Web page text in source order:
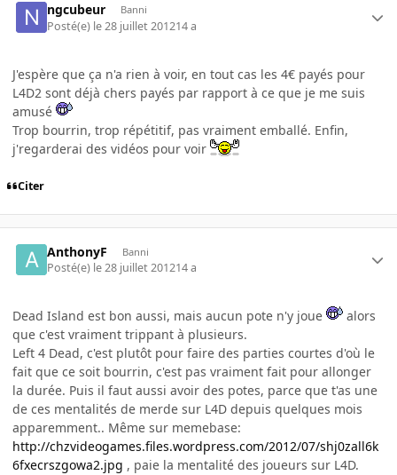
ngcubeur Banni
Posté(e) le 28 juillet 201214 a
J'espère que ça n'a rien à voir, en tout cas les 4€ payés pour
L4D2 sont déjà chers payés par rapport à ce que je me suis
amusé
Trop bourrin, trop répétitif, pas vraiment emballé. Enfin,
j'regarderai des vidéos pour voir
Citer
AnthonyF Banni
Posté(e) le 28 juillet 201214 a
Dead Island est bon aussi, mais aucun pote n'y joue
alors
que c'est vraiment trippant à plusieurs.
Left 4 Dead, c'est plutôt pour faire des parties courtes d'où le
fait que ce soit bourrin, c'est pas vraiment fait pour allonger
la durée. Puis il faut aussi avoir des potes, parce que t'as une
de ces mentalités de merde sur L4D depuis quelques mois
apparemment.. Même sur memebase:
http://chzvideogames.files.wordpress.com/2012/07/shj0zall6k
6fxecrszgowa2.jpg , paie la mentalité des joueurs sur L4D.